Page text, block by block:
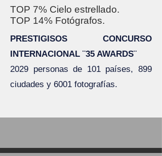
TOP 7% Cielo estrellado.
TOP 14% Fotógrafos.
PRESTIGISOS CONCURSO
INTERNACIONAL ¨35 AWARDS¨
2029 personas de 101 países, 899
ciudades y 6001 fotografías.